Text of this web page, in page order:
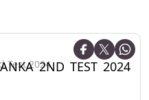
Test 20242ND TEST 2024